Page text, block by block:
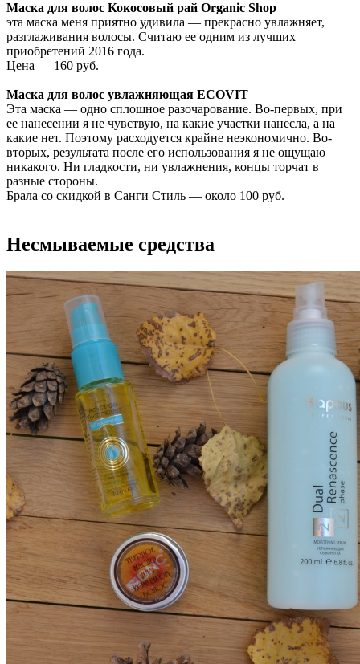
Маска для волос Кокосовый рай Organic Shop
эта маска меня приятно удивила — прекрасно увлажняет,
разглаживания волосы. Считаю ее одним из лучших
приобретений 2016 года.
Цена — 160 руб.
Маска для волос увлажняющая ECOVIT
Эта маска — одно сплошное разочарование. Во-первых, при
ее нанесении я не чувствую, на какие участки нанесла, а на
какие нет. Поэтому расходуется крайне неэкономично. Во-
вторых, результата после его использования я не ощущаю
никакого. Ни гладкости, ни увлажнения, концы торчат в
разные стороны.
Брала со скидкой в Санги Стиль — около 100 руб.
Несмываемые средства